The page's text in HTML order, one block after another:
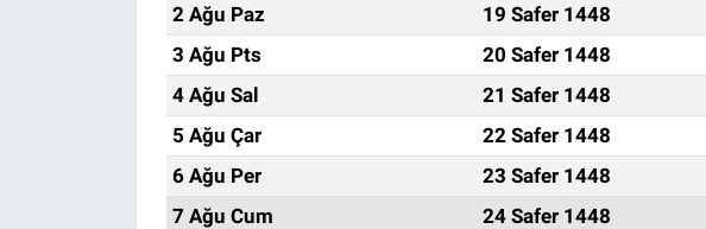
2 Ağu Paz
19 Safer 1448
3 Ağu Pts
20 Safer 1448
4 Ağu Sal
21 Safer 1448
5 Ağu Çar
22 Safer 1448
6 Ağu Per
23 Safer 1448
7 Ağu Cum
24 Safer 1448